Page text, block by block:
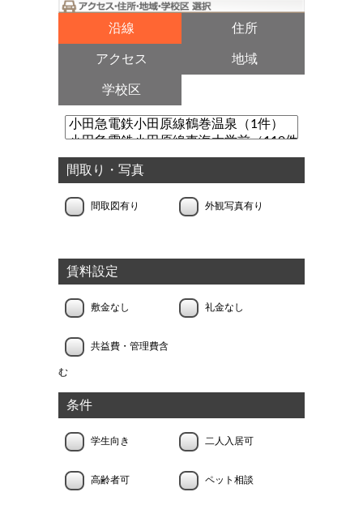
沿線 住所
アクセス 地域
学校区
間取り・写真
間取図有り 外観写真有り
賃料設定
敷金なし 礼金なし
共益費・管理費含
む
条件
学生向き 二人入居可
高齢者可 ペット相談